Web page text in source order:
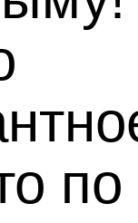
по